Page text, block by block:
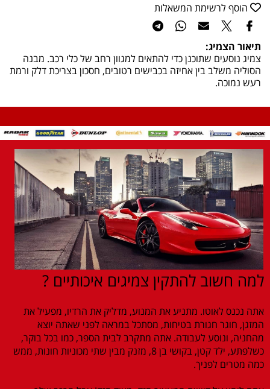
הוסף לרשימת המשאלות
תיאור הצמיג:
צמיג נוסעים שתוכנן כדי להתאים למגוון רחב של כלי רכב. מבנה
הסוליה משלב בין אחיזה בכבישים רטובים, חסכון בצריכת דלק ורמת
רעש נמוכה.
למה חשוב להתקין צמיגים איכותיים ?
אתה נכנס לאוטו. מתניע את המנוע, מדליק את הרדיו, מפעיל את
המזגן, חוגר חגורת בטיחות, מסתכל במראה לפני שאתה יוצא
מהחניה, ונוסע לעבודה. אתה מתקרב לבית הספר, כמו בכל בוקר,
כשלפתע, ילד קטן, בקושי בן 8, מזנק מבין שתי מכוניות חונות, ממש
כמה מטרים לפניך.